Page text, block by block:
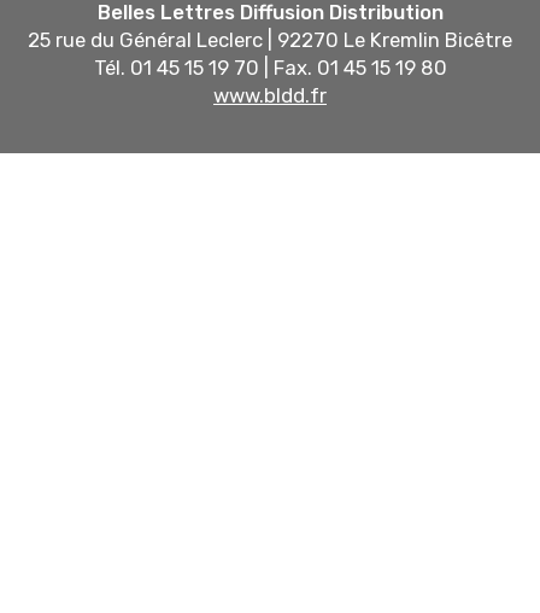
Belles Lettres Diffusion Distribution
25 rue du Général Leclerc | 92270 Le Kremlin Bicêtre
Tél. 01 45 15 19 70 | Fax. 01 45 15 19 80
www.bldd.fr